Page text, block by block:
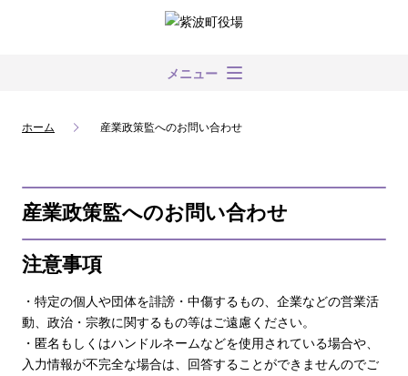
メニュー
ホーム 産業政策監へのお問い合わせ
産業政策監へのお問い合わせ
注意事項
・特定の個人や団体を誹謗・中傷するもの、企業などの営業活
動、政治・宗教に関するもの等はご遠慮ください。
・匿名もしくはハンドルネームなどを使用されている場合や、
入力情報が不完全な場合は、回答することができませんのでご